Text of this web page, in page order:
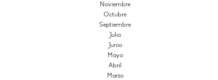
Noviembre
Octubre
Septiembre
Julio
Junio
Mayo
Abril
Marzo